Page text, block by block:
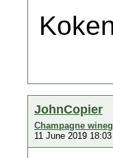
JohnCopier
Champagne
11 June 2019 18:03